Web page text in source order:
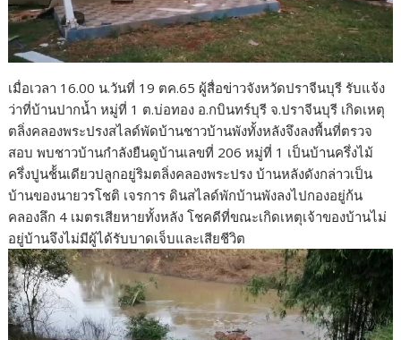
เมื่อเวลา 16.00 น.วันที่ 19 ตค.65 ผู้สื่อข่าวจังหวัดปราจีนบุรี รับแจ้ง
ว่าที่บ้านปากน้ำ หมู่ที่ 1 ต.บ่อทอง อ.กบินทร์บุรี จ.ปราจีนบุรี เกิดเหตุ
ตลิ่งคลองพระปรงสไลด์พัดบ้านชาวบ้านพังทั้งหลังจึงลงพื้นที่ตรวจ
สอบ พบชาวบ้านกำลังยืนดูบ้านเลขที่ 206 หมู่ที่ 1 เป็นบ้านครึ่งไม้
ครึ่งปูนช้้นเดียวปลูกอยู่ริมตลิ่งคลองพระปรง บ้านหลังดังกล่าวเป็น
บ้านของนายวรโชติ เจรการ ดินสไลด์พักบ้านพังลงไปกองอยู่ก้น
คลองลึก 4 เมตรเสียหายทั้งหลัง โชคดีที่ขณะเกิดเหตุเจ้าของบ้านไม่
อยู่บ้านจึงไม่มีผู้ได้รับบาดเจ็บและเสียชีวิต